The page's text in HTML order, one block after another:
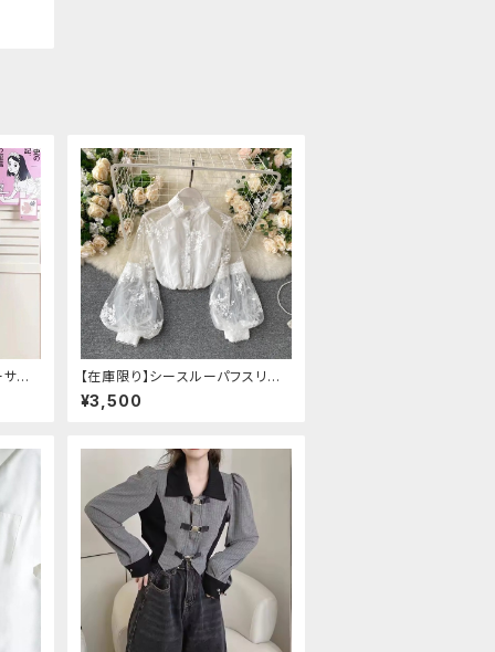
イ
【在庫限り】シースルーパフスリー
ブ刺繍ブラウス
¥3,500